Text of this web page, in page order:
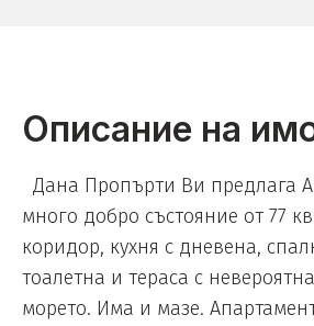
Описание на
Дана Пропърти Ви предлага
много добро състояние от 77
коридор, кухня с дневена,
тоалетна и тераса с
морето. Има и мазе.